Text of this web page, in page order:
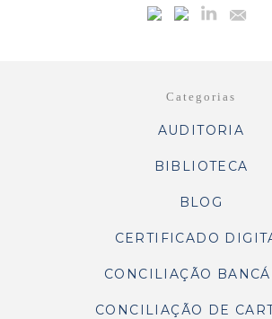
Categorias
AUDITORIA
BIBLIOTECA
BLOG
CERTIFICADO
CONCILIAÇÃO
CONCILIAÇÃO DE